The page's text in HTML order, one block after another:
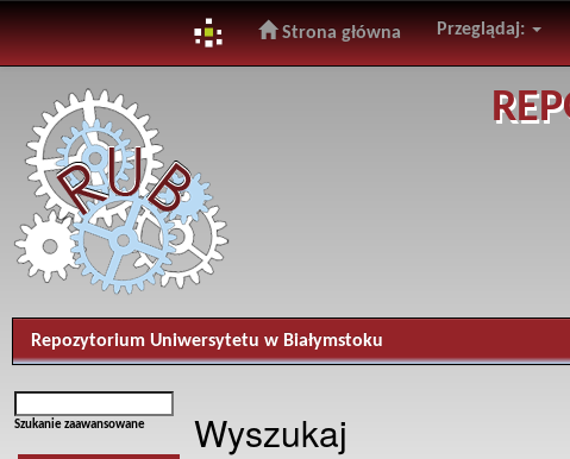
navigation
Strona główna Przeglądaj:
Repozytorium Uniwersytetu w Białymstoku
Szukanie zaawansowane Wyszukaj